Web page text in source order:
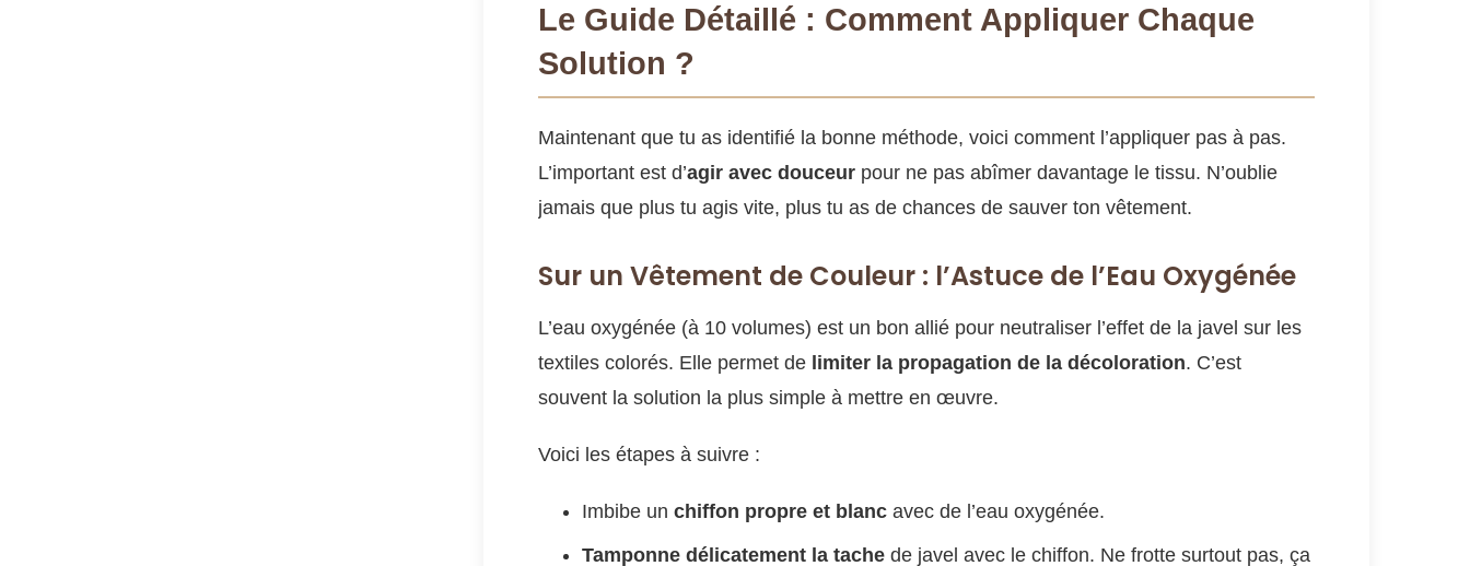
Le Guide Détaillé : Comment Appliquer Chaque
Solution ?
Maintenant que tu as identifié la bonne méthode, voici comment l’appliquer pas à pas.
L’important est d’agir avec douceur pour ne pas abîmer davantage le tissu. N’oublie
jamais que plus tu agis vite, plus tu as de chances de sauver ton vêtement.
Sur un Vêtement de Couleur : l’Astuce de l’Eau Oxygénée
L’eau oxygénée (à 10 volumes) est un bon allié pour neutraliser l’effet de la javel sur les
textiles colorés. Elle permet de limiter la propagation de la décoloration. C’est
souvent la solution la plus simple à mettre en œuvre.
Voici les étapes à suivre :
Imbibe un chiffon propre et blanc avec de l’eau oxygénée.
Tamponne délicatement la tache de javel avec le chiffon. Ne frotte surtout pas, ça